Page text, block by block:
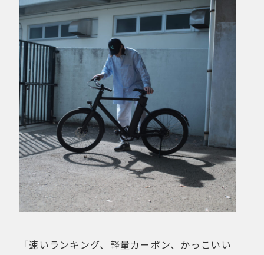
「速いランキング、軽量カーボン、かっこいい